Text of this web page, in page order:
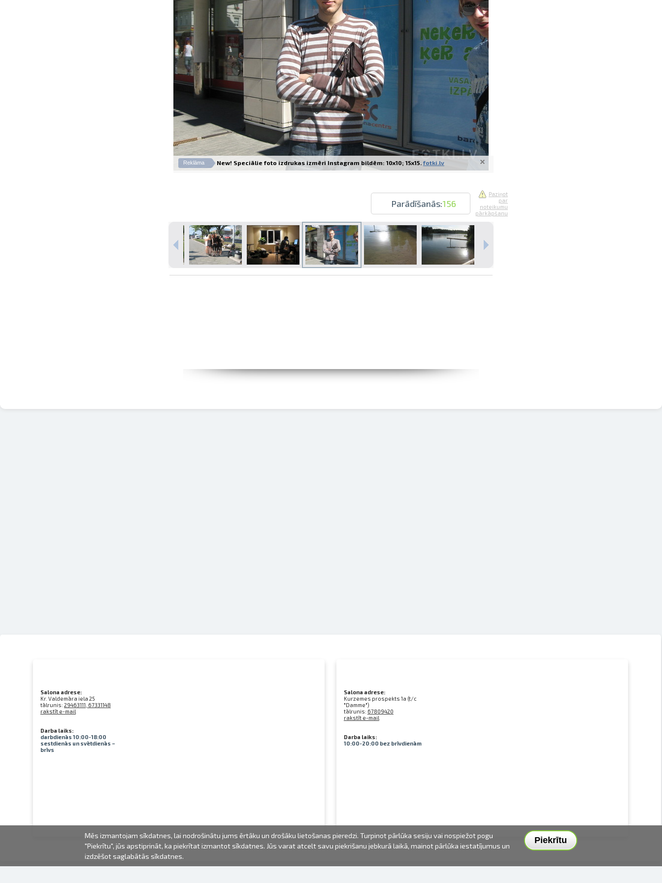
Izdrukas 1h laikā Rīgā – pasūtiet tiešsaistē
Dažādi formāti un papīra veidi jūsu foto
Piegāde visā Latvijā vai saņemšana klātienē
Reklāma New! Speciālie foto izdrukas izmēri Instagram bildēm: 10x10; 15x15. fotki.lv
Parādīšanās:156
Paziņot
par
noteikumu
pārkāpšanu
Salona adrese:
Kr. Valdemāra iela 25
tālrunis: 29463111, 67331148
rakstīt e-mail
Darba laiks:
darbdienās 10:00-18:00
sestdienās un svētdienās –
brīvs
Salona adrese:
Kurzemes prospekts 1a (t/c
"Damme")
tālrunis: 67809420
rakstīt e-mail
Darba laiks:
10:00-20:00 bez brīvdienām
Piekrītu
Mēs izmantojam sīkdatnes, lai nodrošinātu jums ērtāku un drošāku lietošanas pieredzi. Turpinot pārlūka sesiju vai nospiežot pogu
"Piekrītu", jūs apstiprināt, ka piekrītat izmantot sīkdatnes. Jūs varat atcelt savu piekrišanu jebkurā laikā, mainot pārlūka iestatījumus un
izdzēšot saglabātās sīkdatnes.